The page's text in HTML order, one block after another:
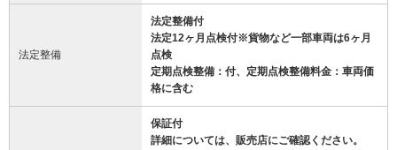
法定整備
法定整備付
法定12ヶ月点検付※貨物など一部車両は6ヶ月
点検
定期点検整備：付、定期点検整備料金：車両価
格に含む
保証付
詳細については、販売店にご確認ください。